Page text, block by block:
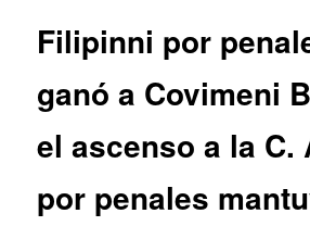
Filipinni por
ganó a Covimeni
el ascenso a la C.
por penales